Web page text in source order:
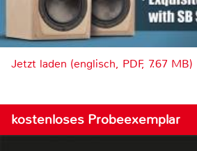
Jetzt laden (englisch, PDF, 7.67 MB)
kostenloses Probeexemplar